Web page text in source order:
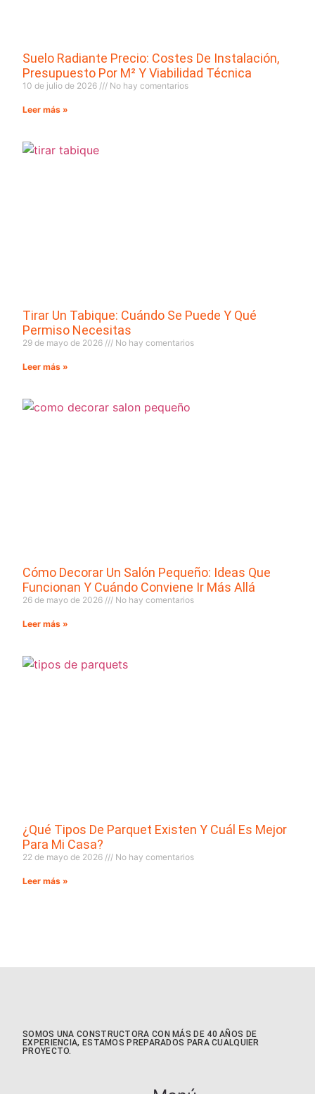
Suelo Radiante Precio: Costes De Instalación,
Presupuesto Por M² Y Viabilidad Técnica
10 de julio de 2026 No hay comentarios
Leer más »
Tirar Un Tabique: Cuándo Se Puede Y Qué
Permiso Necesitas
29 de mayo de 2026 No hay comentarios
Leer más »
Cómo Decorar Un Salón Pequeño: Ideas Que
Funcionan Y Cuándo Conviene Ir Más Allá
26 de mayo de 2026 No hay comentarios
Leer más »
¿Qué Tipos De Parquet Existen Y Cuál Es Mejor
Para Mi Casa?
22 de mayo de 2026 No hay comentarios
Leer más »
SOMOS UNA CONSTRUCTORA CON MÁS DE 40 AÑOS DE
EXPERIENCIA, ESTAMOS PREPARADOS PARA CUALQUIER
PROYECTO.